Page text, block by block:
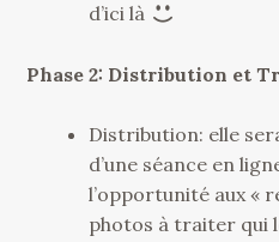
d’ici là
Phase 2: Distribution et
Distribution: elle
d’une séance en
l’opportunité aux «
photos à traiter qui